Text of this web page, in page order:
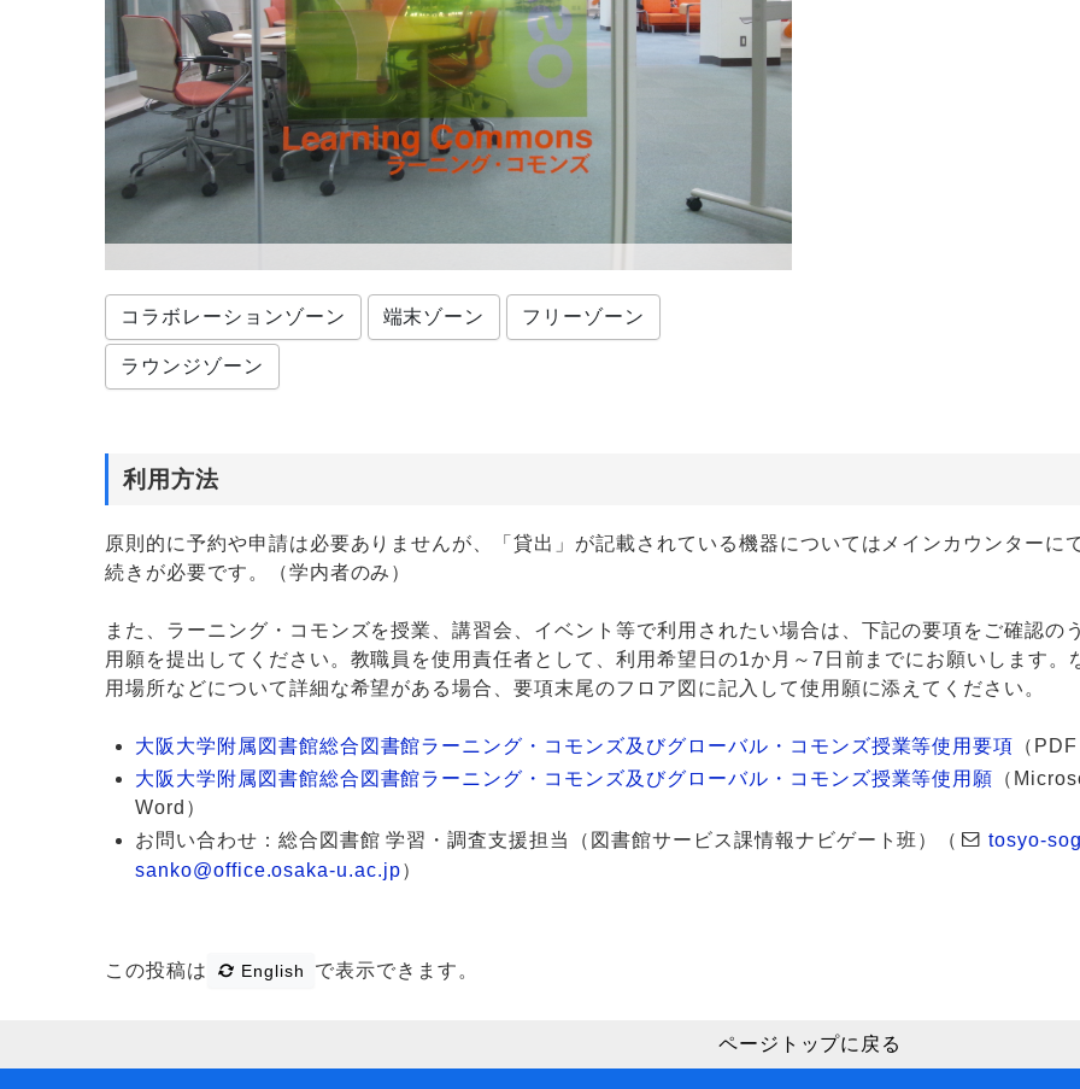
コラボレーションゾーン 端末ゾーン フリーゾーン
ラウンジゾーン
利用方法
原則的に予約や申請は必要ありませんが、「貸出」が記載されている機器についてはメインカウンターに
続きが必要です。（学内者のみ）
また、ラーニング・コモンズを授業、講習会、イベント等で利用されたい場合は、下記の要項をご確認の
用願を提出してください。教職員を使用責任者として、利用希望日の1か月～7日前までにお願いします。
用場所などについて詳細な希望がある場合、要項末尾のフロア図に記入して使用願に添えてください。
大阪大学附属図書館総合図書館ラーニング・コモンズ及びグローバル・コモンズ授業等使用要項 （
大阪大学附属図書館総合図書館ラーニング・コモンズ及びグローバル・コモンズ授業等使用願 （
Word）
お問い合わせ：総合図書館 学習・調査支援担当（図書館サービス課情報ナビゲート班）（
tosyo-
sanko@office.osaka-u.ac.jp）
この投稿は English で表示できます。
ページトップに戻る